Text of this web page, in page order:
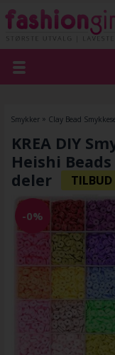
Smykker» Clay Bead
KREA DIY
Heishi
deler
-0%